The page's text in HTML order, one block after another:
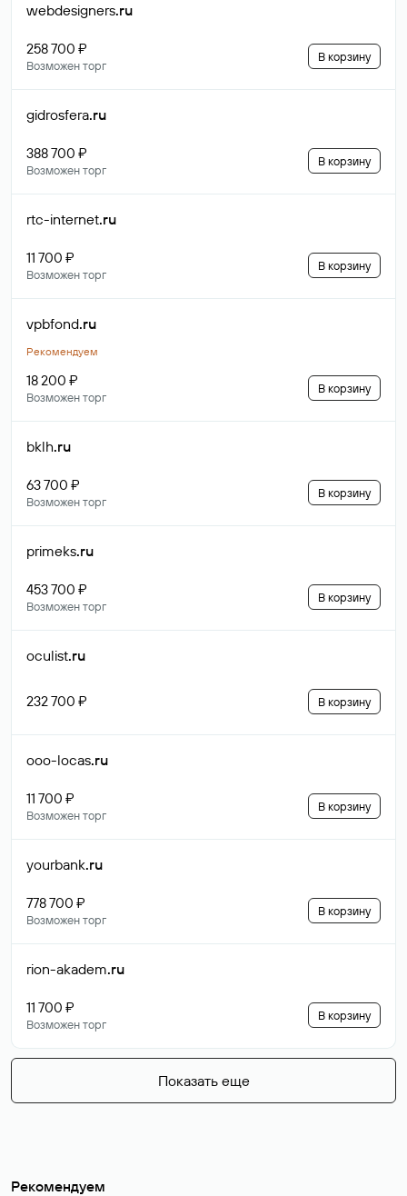
webdesigners.ru
258 700 ₽
Возможен торг
В корзину
gidrosfera.ru
388 700 ₽
Возможен торг
В корзину
rtc-internet.ru
11 700 ₽
Возможен торг
В корзину
vpbfond.ru
Рекомендуем
18 200 ₽
Возможен торг
В корзину
bklh.ru
63 700 ₽
Возможен торг
В корзину
primeks.ru
453 700 ₽
Возможен торг
В корзину
oculist.ru
232 700 ₽ В корзину
ooo-locas.ru
11 700 ₽
Возможен торг
В корзину
yourbank.ru
778 700 ₽
Возможен торг
В корзину
rion-akadem.ru
11 700 ₽
Возможен торг
В корзину
Показать еще
Рекомендуем